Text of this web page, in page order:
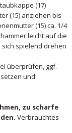
(17)
(15) anziehen bis
(15) ca. 1/4
leicht auf die
sich spielend drehen
überprüfen, ggf.
und
zu scharfe
Verbrauchtes